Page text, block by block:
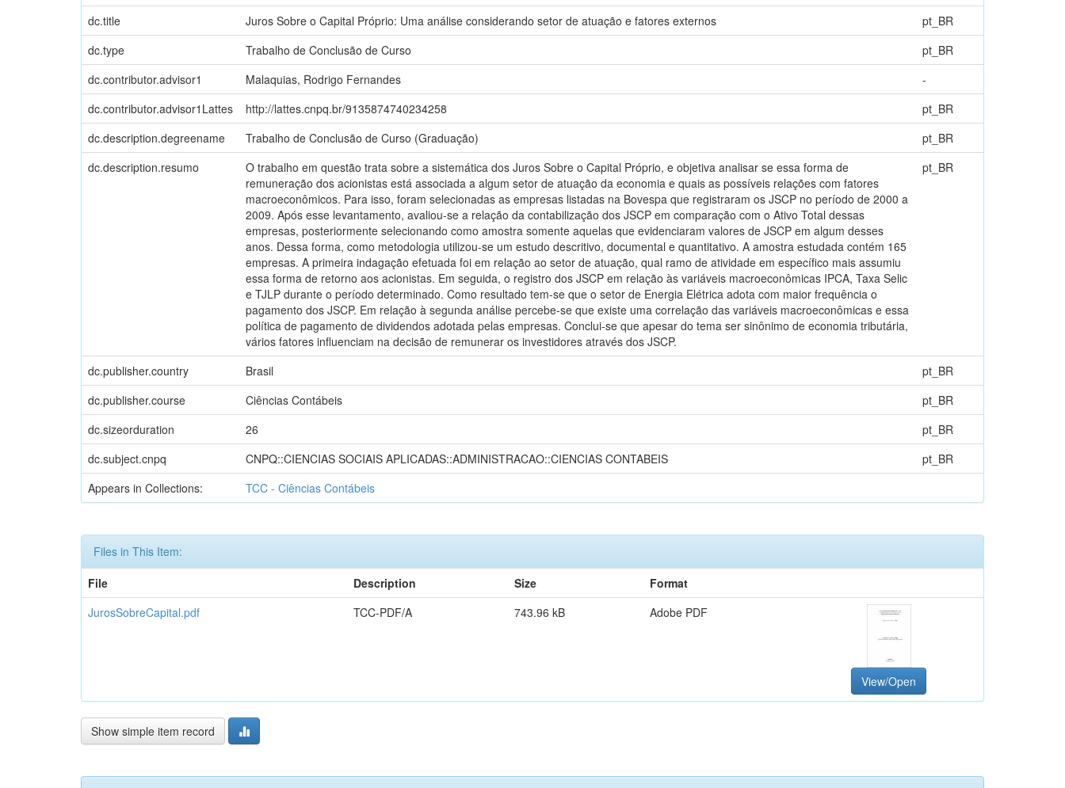
dc.title
Juros Sobre o Capital Próprio: Uma análise considerando setor de atuação e fatores externos
pt_BR
dc.type
Trabalho de Conclusão de Curso
pt_BR
dc.contributor.advisor1
Malaquias, Rodrigo Fernandes
-
dc.contributor.advisor1Lattes
http://lattes.cnpq.br/9135874740234258
pt_BR
dc.description.degreename
Trabalho de Conclusão de Curso (Graduação)
pt_BR
dc.description.resumo
O trabalho em questão trata sobre a sistemática dos Juros Sobre o Capital Próprio, e objetiva analisar se essa forma de
remuneração dos acionistas está associada a algum setor de atuação da economia e quais as possíveis relações com fatores
macroeconômicos. Para isso, foram selecionadas as empresas listadas na Bovespa que registraram os JSCP no período de 2000 a
2009. Após esse levantamento, avaliou-se a relação da contabilização dos JSCP em comparação com o Ativo Total dessas
empresas, posteriormente selecionando como amostra somente aquelas que evidenciaram valores de JSCP em algum desses
anos. Dessa forma, como metodologia utilizou-se um estudo descritivo, documental e quantitativo. A amostra estudada contém 165
empresas. A primeira indagação efetuada foi em relação ao setor de atuação, qual ramo de atividade em específico mais assumiu
essa forma de retorno aos acionistas. Em seguida, o registro dos JSCP em relação às variáveis macroeconômicas IPCA, Taxa Selic
e TJLP durante o período determinado. Como resultado tem-se que o setor de Energia Elétrica adota com maior frequência o
pagamento dos JSCP. Em relação à segunda análise percebe-se que existe uma correlação das variáveis macroeconômicas e essa
política de pagamento de dividendos adotada pelas empresas. Conclui-se que apesar do tema ser sinônimo de economia tributária,
vários fatores influenciam na decisão de remunerar os investidores através dos JSCP.
pt_BR
dc.publisher.country Brasil
pt_BR
dc.publisher.course
Ciências Contábeis
pt_BR
dc.sizeorduration
26
pt_BR
dc.subject.cnpq
CNPQ::CIENCIAS SOCIAIS APLICADAS::ADMINISTRACAO::CIENCIAS CONTABEIS
pt_BR
Appears in Collections:
TCC - Ciências Contábeis
Files in This Item:
File
Description Size
Format
JurosSobreCapital.pdf
TCC-PDF/A 743.96 kB Adobe PDF
View/Open
Show simple item record